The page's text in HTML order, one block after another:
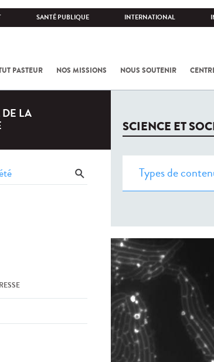
SANTÉ PUBLIQUE INTERNATIONAL
PASTEUR NOS MISSIONS NOUS SOUTENIR
LA
SCIENCE ET